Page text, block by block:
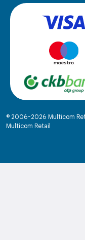
© 2006-2026 Multicom
Multicom Retail